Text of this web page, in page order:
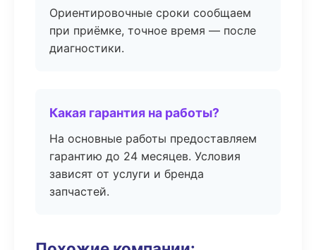
Ориентировочные сроки сообщаем
при приёмке, точное время — после
диагностики.
Какая гарантия на работы?
На основные работы предоставляем
гарантию до 24 месяцев. Условия
зависят от услуги и бренда
запчастей.